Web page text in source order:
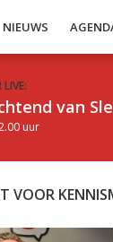
NIEUWS
LIVE:
van
uur
VOOR